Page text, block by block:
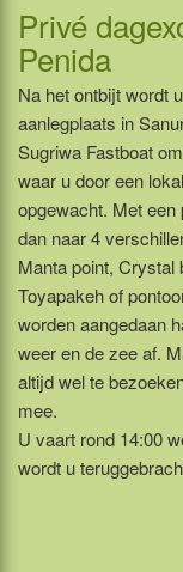
Privé
Penida
Na het ontbijt wordt
aanlegplaats in
Sugriwa Fastboat
waar u door een
opgewacht. Met
dan naar 4
Manta point, Crystal
Toyapakeh of
worden aangedaan
weer en de zee af.
altijd wel te
mee.
U vaart rond 14:00
wordt u